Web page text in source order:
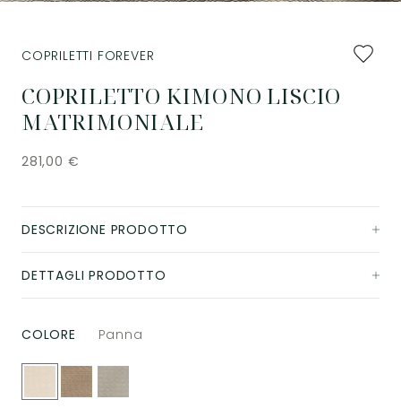
COPRILETTO KIMONO LISCIO
MATRIMONIALE
COPRILETTI FOREVER
281,00 €
DESCRIZIONE PRODOTTO
DETTAGLI PRODOTTO
COLORE Panna